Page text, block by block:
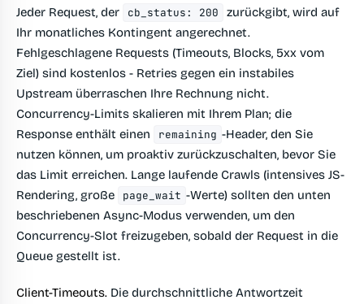
Jeder Request, der cb_status: 200
zurückgibt, wird auf
Ihr monatliches Kontingent angerechnet.
Fehlgeschlagene Requests (Timeouts, Blocks, 5xx vom
Ziel) sind kostenlos - Retries gegen ein instabiles
Upstream überraschen Ihre Rechnung nicht.
Concurrency-Limits skalieren mit Ihrem Plan; die
Response enthält einen
remaining -Header, den Sie
nutzen können, um proaktiv zurückzuschalten, bevor Sie
das Limit erreichen. Lange laufende Crawls (intensives JS-
Rendering, große
page_wait -Werte) sollten den unten
beschriebenen Async-Modus verwenden, um den
Concurrency-Slot freizugeben, sobald der Request in die
Queue gestellt ist.
Client-Timeouts. Die durchschnittliche Antwortzeit